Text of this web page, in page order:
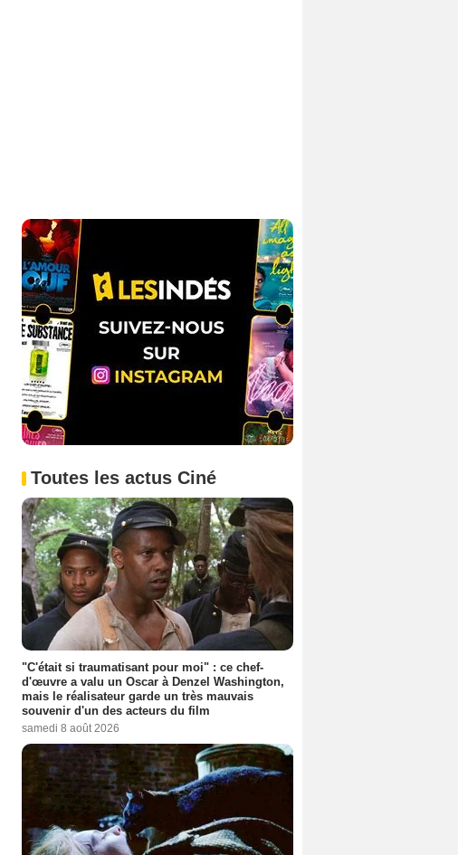
Toutes les actus Ciné
"C'était si traumatisant pour moi" : ce chef-
d'œuvre a valu un Oscar à Denzel Washington,
mais le réalisateur garde un très mauvais
souvenir d'un des acteurs du film
samedi 8 août 2026